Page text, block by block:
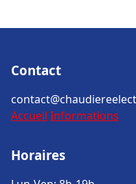
Contact
Accueil Informations
Horaires